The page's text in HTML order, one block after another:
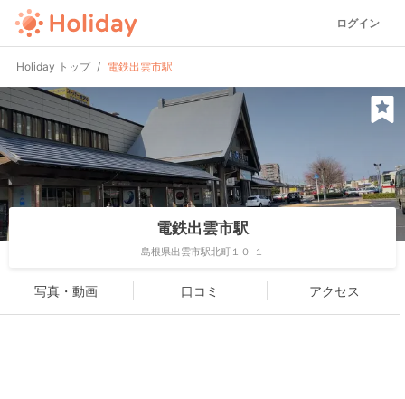
ログイン
Holiday トップ 電鉄出雲市駅
電鉄出雲市駅
島根県出雲市駅北町１０-１
写真・動画 口コミ アクセス